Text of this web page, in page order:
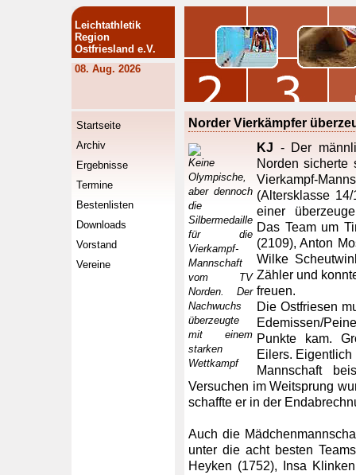
Leichtathletik
Region
Ostfriesland e.V.
08. Aug. 2026
Startseite
Archiv
Ergebnisse
Termine
Bestenlisten
Downloads
Vorstand
Vereine
Norder Vierkämpfer
Keine
Olympische,
aber dennoch
die
Silbermedaille
für die
Vierkampf-
Mannschaft
vom TV
Norden. Der
Nachwuchs
überzeugte
mit einem
starken
Wettkampf
KJ - Der
Norden sicherte
Vierkampf-
(Altersklasse
einer
Das Team um
(2109), Anton
Wilke
Zähler und
freuen.
Die Ostfriesen
Edemissen/
Punkte kam.
Eilers.
Mannschaft
Versuchen im Weitsprung
schaffte er in der
Auch die
unter die acht besten
Heyken (1752), Insa